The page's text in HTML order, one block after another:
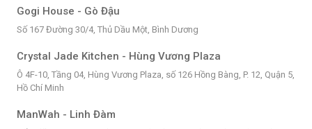
Gogi House - Gò Đậu
Số 167 Đường 30/4, Thủ Dầu Một, Bình Dương
Crystal Jade Kitchen - Hùng Vương Plaza
Ô 4F-10, Tầng 04, Hùng Vương Plaza, số 126 Hồng Bàng, P. 12, Quận 5,
Hồ Chí Minh
ManWah - Linh Đàm